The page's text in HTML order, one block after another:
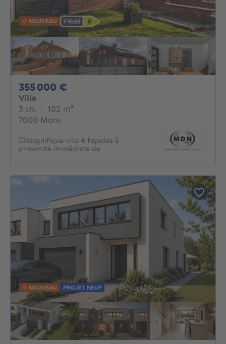
NOUVEAU
355 000 €
Villa
3 ch. 3 chambres
· 102 m²
7000 Mons
💥Magnifique villa 4 façades à
proximité immédiate de
NOUVEAU PROJET NEUF